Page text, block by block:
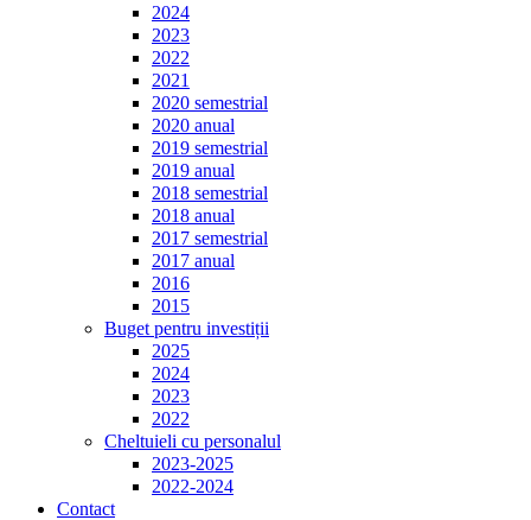
2024
2023
2022
2021
2020 semestrial
2020 anual
2019 semestrial
2019 anual
2018 semestrial
2018 anual
2017 semestrial
2017 anual
2016
2015
Buget pentru investiții
2025
2024
2023
2022
Cheltuieli cu personalul
2023-2025
2022-2024
Contact